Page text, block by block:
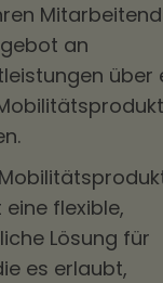
an
über
flexible,
Lösung für
es erlaubt,